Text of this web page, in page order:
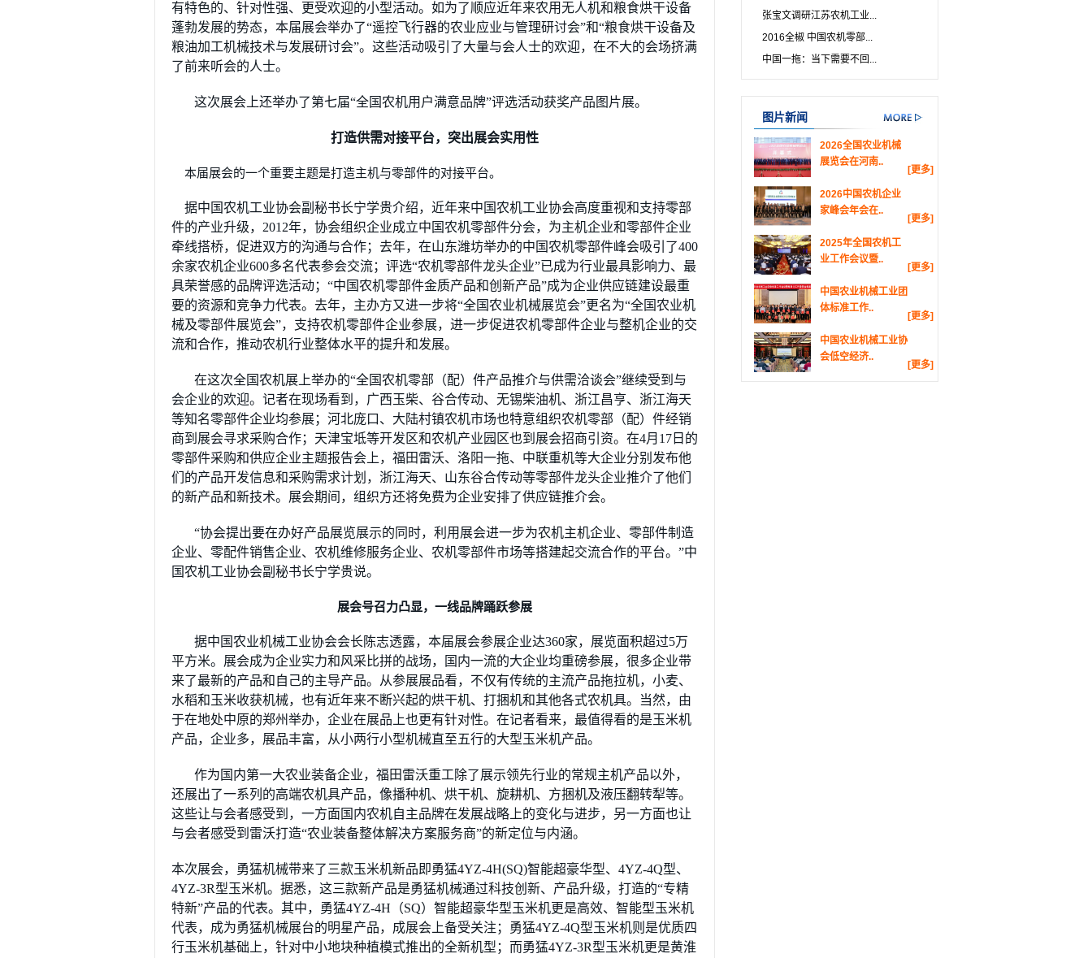
有特色的、针对性强、更受欢迎的小型活动。如为了顺应近年来农用无人机和粮食烘干设备
蓬勃发展的势态，本届展会举办了“遥控飞行器的农业应业与管理研讨会”和“粮食烘干设备及
粮油加工机械技术与发展研讨会”。这些活动吸引了大量与会人士的欢迎，在不大的会场挤满
了前来听会的人士。
这次展会上还举办了第七届“全国农机用户满意品牌”评选活动获奖产品图片展。
打造供需对接平台，突出展会实用性
本届展会的一个重要主题是打造主机与零部件的对接平台。
据中国农机工业协会副秘书长宁学贵介绍，近年来中国农机工业协会高度重视和支持零部
件的产业升级，2012年，协会组织企业成立中国农机零部件分会，为主机企业和零部件企业
牵线搭桥，促进双方的沟通与合作；去年，在山东潍坊举办的中国农机零部件峰会吸引了400
余家农机企业600多名代表参会交流；评选“农机零部件龙头企业”已成为行业最具影响力、最
具荣誉感的品牌评选活动；“中国农机零部件金质产品和创新产品”成为企业供应链建设最重
要的资源和竞争力代表。去年，主办方又进一步将“全国农业机械展览会”更名为“全国农业机
械及零部件展览会”，支持农机零部件企业参展，进一步促进农机零部件企业与整机企业的交
流和合作，推动农机行业整体水平的提升和发展。
在这次全国农机展上举办的“全国农机零部（配）件产品推介与供需洽谈会”继续受到与
会企业的欢迎。记者在现场看到，广西玉柴、谷合传动、无锡柴油机、浙江昌亨、浙江海天
等知名零部件企业均参展；河北庞口、大陆村镇农机市场也特意组织农机零部（配）件经销
商到展会寻求采购合作；天津宝坻等开发区和农机产业园区也到展会招商引资。在4月17日的
零部件采购和供应企业主题报告会上，福田雷沃、洛阳一拖、中联重机等大企业分别发布他
们的产品开发信息和采购需求计划，浙江海天、山东谷合传动等零部件龙头企业推介了他们
的新产品和新技术。展会期间，组织方还将免费为企业安排了供应链推介会。
“协会提出要在办好产品展览展示的同时，利用展会进一步为农机主机企业、零部件制造
企业、零配件销售企业、农机维修服务企业、农机零部件市场等搭建起交流合作的平台。”中
国农机工业协会副秘书长宁学贵说。
展会号召力凸显，一线品牌踊跃参展
据中国农业机械工业协会会长陈志透露，本届展会参展企业达360家，展览面积超过5万
平方米。展会成为企业实力和风采比拼的战场，国内一流的大企业均重磅参展，很多企业带
来了最新的产品和自己的主导产品。从参展展品看，不仅有传统的主流产品拖拉机，小麦、
水稻和玉米收获机械，也有近年来不断兴起的烘干机、打捆机和其他各式农机具。当然，由
于在地处中原的郑州举办，企业在展品上也更有针对性。在记者看来，最值得看的是玉米机
产品，企业多，展品丰富，从小两行小型机械直至五行的大型玉米机产品。
作为国内第一大农业装备企业，福田雷沃重工除了展示领先行业的常规主机产品以外，
还展出了一系列的高端农机具产品，像播种机、烘干机、旋耕机、方捆机及液压翻转犁等。
这些让与会者感受到，一方面国内农机自主品牌在发展战略上的变化与进步，另一方面也让
与会者感受到雷沃打造“农业装备整体解决方案服务商”的新定位与内涵。
本次展会，勇猛机械带来了三款玉米机新品即勇猛4YZ-4H(SQ)智能超豪华型、4YZ-4Q型、
4YZ-3R型玉米机。据悉，这三款新产品是勇猛机械通过科技创新、产品升级，打造的“专精
特新”产品的代表。其中，勇猛4YZ-4H（SQ）智能超豪华型玉米机更是高效、智能型玉米机
代表，成为勇猛机械展台的明星产品，成展会上备受关注；勇猛4YZ-4Q型玉米机则是优质四
行玉米机基础上，针对中小地块种植模式推出的全新机型；而勇猛4YZ-3R型玉米机更是黄淮
张宝文调研江苏农机工业...
2016全椒 中国农机零部...
中国一拖：当下需要不回...
图片新闻
[更多]
2026全国农业机械
展览会在河南..
[更多]
2026中国农机企业
家峰会年会在..
[更多]
2025年全国农机工
业工作会议暨..
[更多]
中国农业机械工业团
体标准工作..
[更多]
中国农业机械工业协
会低空经济..